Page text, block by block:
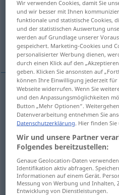
Bank Bankwesen
Weitere Beispiele...
Bankf banca
Bankwesenn banca < PL>
Beispiele
banca dati IT
Wir verwenden Cookies, damit Sie
und wir besser mit Ihnen
funktionale und statistische Cookies,
und der statistischen Auswertung
werden auf Grundlage unserer
gespeichert. Marketing-Cookies und
personalisierter Werbung dienen,
durch einen Klick auf den
geben. Klicken Sie ansonsten auf
können Ihre Einwilligung jederzeit für
Webseite widerrufen. Wenn Sie
und den Anpassungsmöglichkeiten
Button „Mehr Optionen“.
Datenverarbeitung entnehmen Sie
Datenschutzerklärung. Hier finden
Wir und unsere Partner
Folgendes bereitzustellen:
Genaue Geolocation-Daten
Identifikation aktiv abfragen.
Informationen auf einem Gerät.
Messung von Werbung und Inhalten,
Entwicklung von Dienstleistungen.